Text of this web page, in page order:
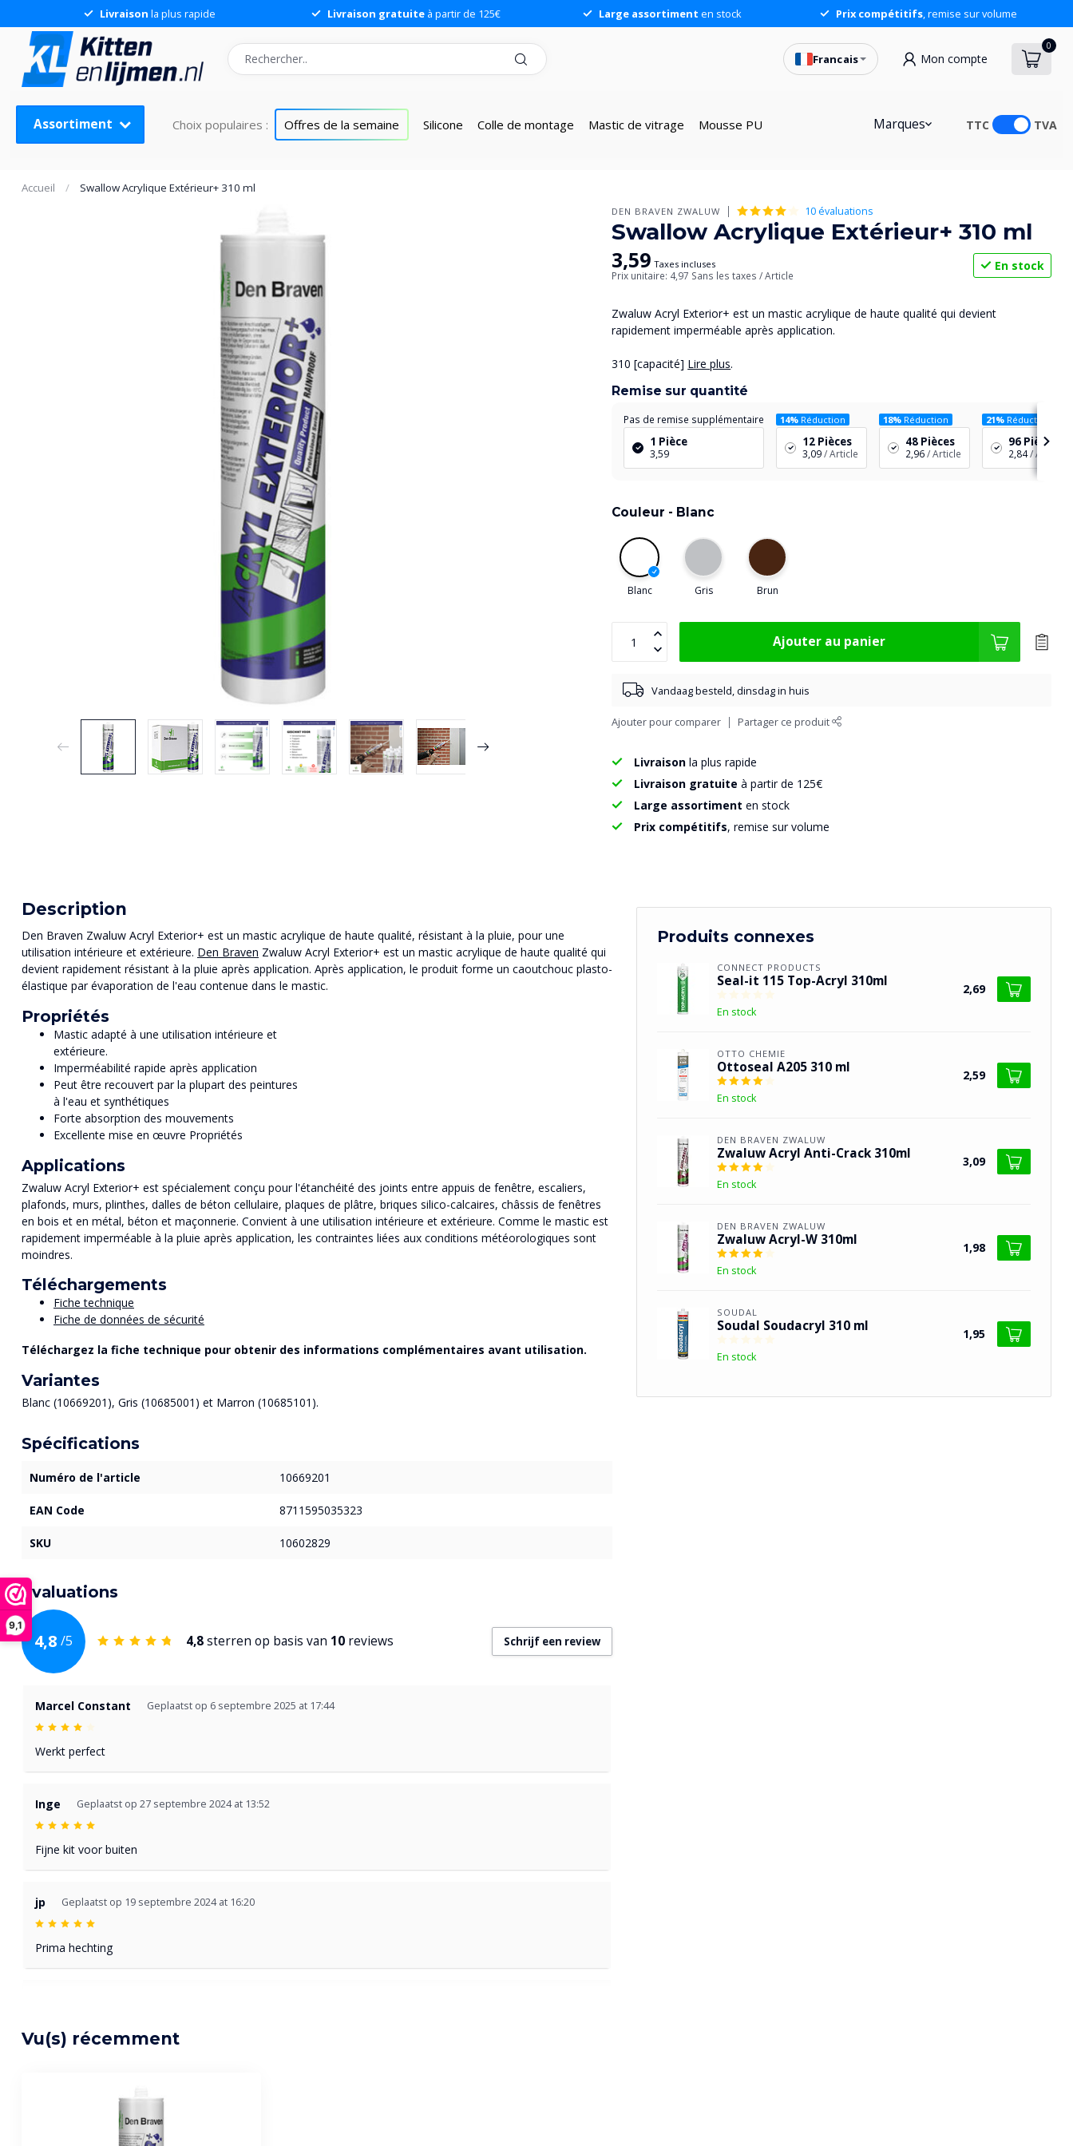
9,1
Livraison la plus rapide Livraison gratuite à partir de 125€ Large assortiment en stock Prix compétitifs, remise sur volume
Francais Mon compte
0
Assortiment Choix populaires : Offres de la semaine Silicone Colle de montage Mastic de vitrage Mousse PU Marques TTC TVA
Accueil / Swallow Acrylique Extérieur+ 310 ml
DEN BRAVEN ZWALUW 10 évaluations
Swallow Acrylique Extérieur+ 310 ml
3,59 Taxes incluses
Prix unitaire: 4,97 Sans les taxes / Article
En stock
Zwaluw Acryl Exterior+ est un mastic acrylique de haute qualité qui devient
rapidement imperméable après application.
310 [capacité] Lire plus.
Remise sur quantité
Pas de remise supplémentaire
1 Pièce
3,59
14% Réduction
12 Pièces
3,09/ Article
18% Réduction
48 Pièces
2,96/ Article
21% Réduction
96 Pièces
2,84/ Article
Couleur - Blanc
Blanc Gris Brun
Ajouter au panier
Vandaag besteld, dinsdag in huis
Ajouter pour comparer Partager ce produit
Livraison la plus rapide
Livraison gratuite à partir de 125€
Large assortiment en stock
Prix compétitifs, remise sur volume
Description
Den Braven Zwaluw Acryl Exterior+ est un mastic acrylique de haute qualité, résistant à la pluie, pour une
utilisation intérieure et extérieure. Den Braven Zwaluw Acryl Exterior+ est un mastic acrylique de haute qualité qui
devient rapidement résistant à la pluie après application. Après application, le produit forme un caoutchouc plasto-
élastique par évaporation de l'eau contenue dans le mastic.
Propriétés
Mastic adapté à une utilisation intérieure et
extérieure.
Imperméabilité rapide après application
Peut être recouvert par la plupart des peintures
à l'eau et synthétiques
Forte absorption des mouvements
Excellente mise en œuvre Propriétés
Applications
Zwaluw Acryl Exterior+ est spécialement conçu pour l'étanchéité des joints entre appuis de fenêtre, escaliers,
plafonds, murs, plinthes, dalles de béton cellulaire, plaques de plâtre, briques silico-calcaires, châssis de fenêtres
en bois et en métal, béton et maçonnerie. Convient à une utilisation intérieure et extérieure. Comme le mastic est
rapidement imperméable à la pluie après application, les contraintes liées aux conditions météorologiques sont
moindres.
Téléchargements
Fiche technique
Fiche de données de sécurité
Téléchargez la fiche technique pour obtenir des informations complémentaires avant utilisation.
Variantes
Blanc (10669201), Gris (10685001) et Marron (10685101).
Spécifications
Numéro de l'article 10669201
EAN Code 8711595035323
SKU 10602829
Évaluations
4,8 /5 4,8sterren op basis van 10 reviews Schrijf een review
Marcel Constant Geplaatst op 6 septembre 2025 at 17:44
Werkt perfect
Inge Geplaatst op 27 septembre 2024 at 13:52
Fijne kit voor buiten
jp Geplaatst op 19 septembre 2024 at 16:20
Prima hechting
Multi-inzetbaar
Tsjerk De Groot Geplaatst op 1 septembre 2023 at 11:18
Produits connexes
CONNECT PRODUCTS
Seal-it 115 Top-Acryl 310ml
En stock
2,69
OTTO CHEMIE
Ottoseal A205 310 ml
En stock
2,59
DEN BRAVEN ZWALUW
Zwaluw Acryl Anti-Crack 310ml
En stock
3,09
DEN BRAVEN ZWALUW
Zwaluw Acryl-W 310ml
En stock
1,98
SOUDAL
Soudal Soudacryl 310 ml
En stock
1,95
Vu(s) récemment